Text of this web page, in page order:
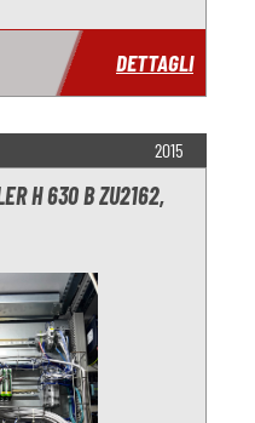
DETTAGLI
2015
H 630 B ZU2162,